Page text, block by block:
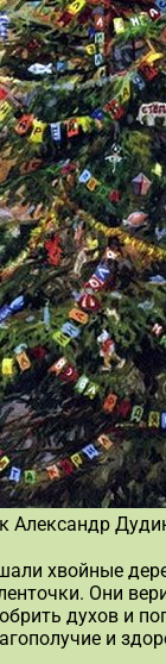
Александр
хвойные
Они
духов и
и